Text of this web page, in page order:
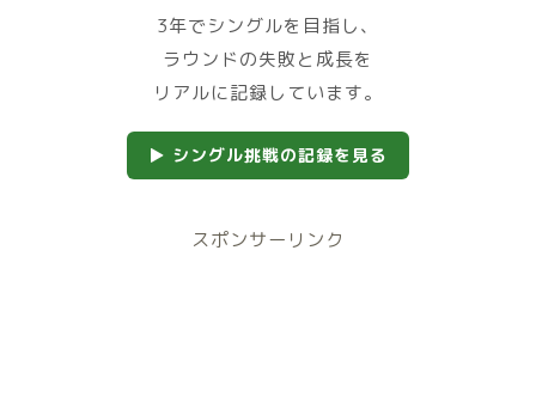
3年でシングルを目指し、
ラウンドの失敗と成長を
リアルに記録しています。
▶ シングル挑戦の記録を見る
スポンサーリンク